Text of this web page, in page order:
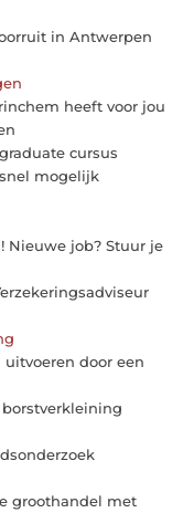
in Antwerpen
heeft voor jou
cursus
mogelijk
Nieuwe job? Stuur je
door een
groothandel met